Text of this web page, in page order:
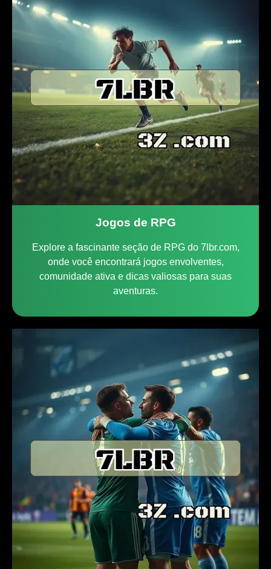
Jogos de RPG
Explore a fascinante seção de RPG do 7lbr.com,
onde você encontrará jogos envolventes,
comunidade ativa e dicas valiosas para suas
aventuras.